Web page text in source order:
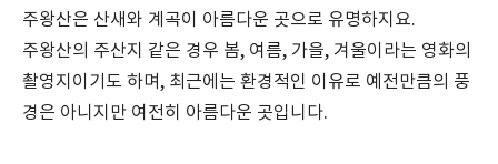
주왕산은 산새와 계곡이 아름다운 곳으로 유명하지요.
주왕산의 주산지 같은 경우 봄, 여름, 가을, 겨울이라는 영화의
촬영지이기도 하며, 최근에는 환경적인 이유로 예전만큼의 풍
경은 아니지만 여전히 아름다운 곳입니다.